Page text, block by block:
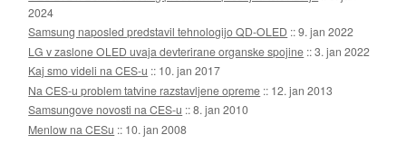
2024
Samsung naposled predstavil tehnologijo QD-OLED ::9. jan 2022
LG v zaslone OLED uvaja devterirane organske spojine ::3. jan 2022
Kaj smo videli na CES-u :: 10. jan 2017
Na CES-u problem tatvine razstavljene opreme :: 12. jan 2013
Samsungove novosti na CES-u ::8. jan 2010
Menlow na CESu :: 10. jan 2008